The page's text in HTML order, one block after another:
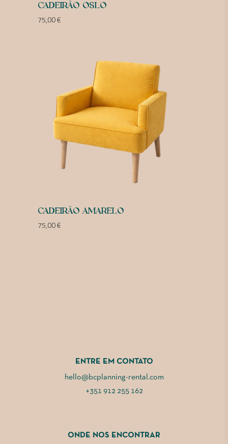
CADEIRÃO OSLO
75,00€
CADEIRÃO AMARELO
75,00€
ENTRE EM CONTATO
hello@bcplanning-rental.com
+351 912 255 162
ONDE NOS ENCONTRAR